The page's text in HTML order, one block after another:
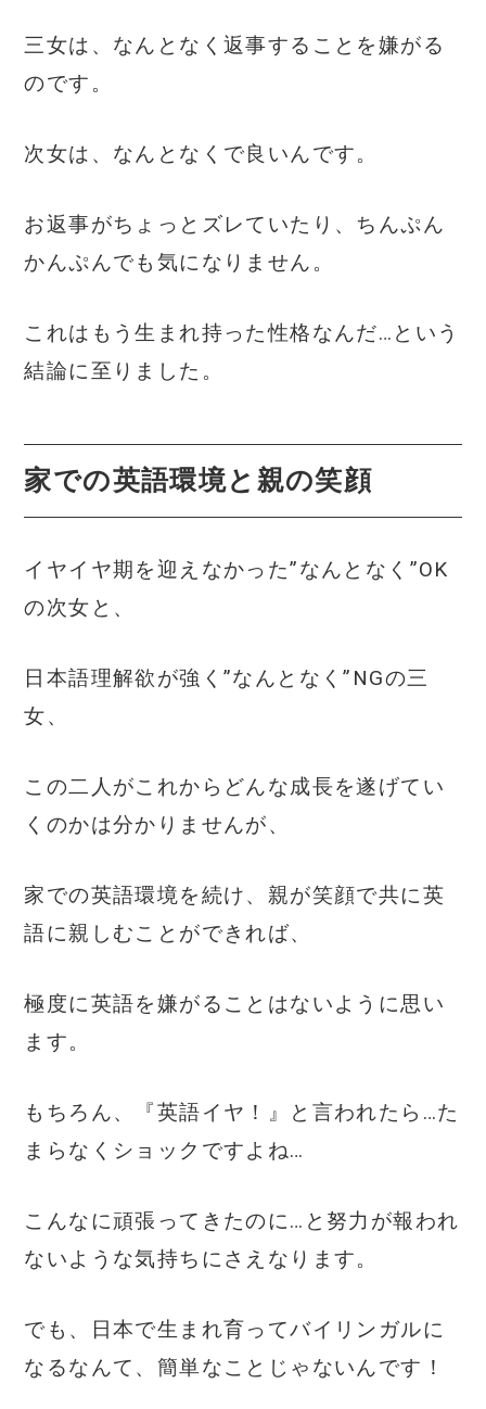
三女は、なんとなく返事することを嫌がる
のです。
次女は、なんとなくで良いんです。
お返事がちょっとズレていたり、ちんぷん
かんぷんでも気になりません。
これはもう生まれ持った性格なんだ…という
結論に至りました。
家での英語環境と親の笑顔
イヤイヤ期を迎えなかった”なんとなく”OK
の次女と、
日本語理解欲が強く”なんとなく”NGの三
女、
この二人がこれからどんな成長を遂げてい
くのかは分かりませんが、
家での英語環境を続け、親が笑顔で共に英
語に親しむことができれば、
極度に英語を嫌がることはないように思い
ます。
もちろん、『英語イヤ！』と言われたら…た
まらなくショックですよね…
こんなに頑張ってきたのに…と努力が報われ
ないような気持ちにさえなります。
でも、日本で生まれ育ってバイリンガルに
なるなんて、簡単なことじゃないんです！